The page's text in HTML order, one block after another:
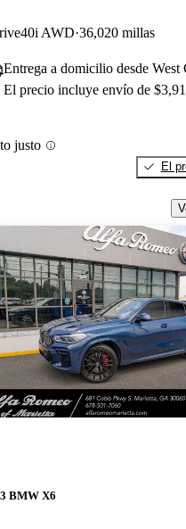
AWD 36,020 millas
Entrega a domicilio desde
El precio incluye envío de
justo
El
BMW X6